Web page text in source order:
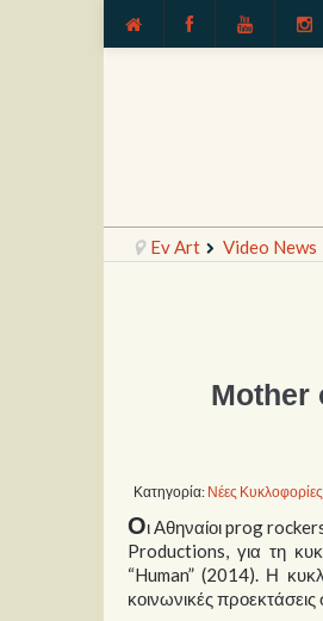
Ev Art Video News
Mother
Κατηγορία: Νέες Κυκλοφορίες
Οι Αθηναίοι prog
Productions, για τη
“Human” (2014). Η
κοινωνικές